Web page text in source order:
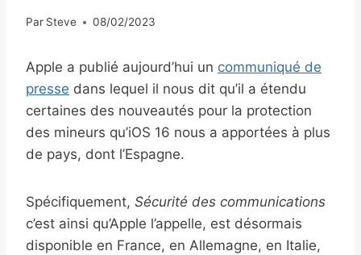
Par Steve 08/02/2023
Apple a publié aujourd’hui un communiqué de
presse dans lequel il nous dit qu’il a étendu
certaines des nouveautés pour la protection
des mineurs qu’iOS 16 nous a apportées à plus
de pays, dont l’Espagne.
Spécifiquement, Sécurité des communications
c’est ainsi qu’Apple l’appelle, est désormais
disponible en France, en Allemagne, en Italie,